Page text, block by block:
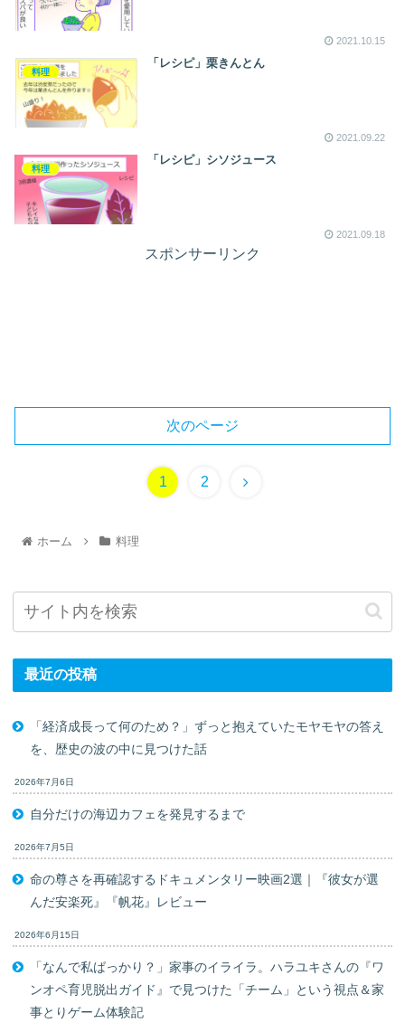
2021.10.15
料理
「レシピ」栗きんとん
2021.09.22
料理
「レシピ」シソジュース
2021.09.18
スポンサーリンク
次のページ
1 2
ホーム 料理
最近の投稿
「経済成長って何のため？」ずっと抱えていたモヤモヤの答え
を、歴史の波の中に見つけた話
2026年7月6日
自分だけの海辺カフェを発見するまで
2026年7月5日
命の尊さを再確認するドキュメンタリー映画2選｜『彼女が選
んだ安楽死』『帆花』レビュー
2026年6月15日
「なんで私ばっかり？」家事のイライラ。ハラユキさんの『ワ
ンオペ育児脱出ガイド』で見つけた「チーム」という視点＆家
事とりゲーム体験記